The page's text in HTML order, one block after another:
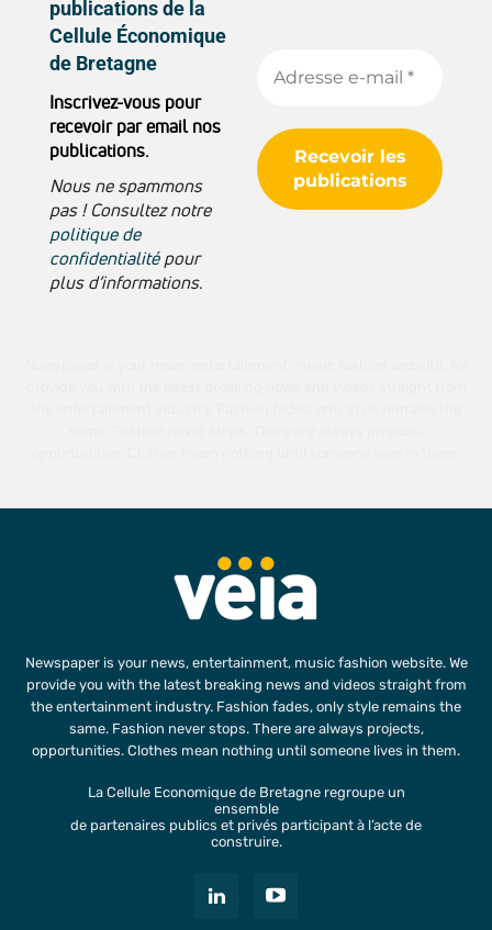
publications de la
Cellule Économique
de Bretagne
Inscrivez-vous pour
recevoir par email nos
publications.
Nous ne spammons
pas ! Consultez notre
politique de
confidentialitépour
plus d’informations.
Newspaper is your news, entertainment, music fashion website. We
provide you with the latest breaking news and videos straight from
the entertainment industry. Fashion fades, only style remains the
same. Fashion never stops. There are always projects,
opportunities. Clothes mean nothing until someone lives in them.
La Cellule Economique de Bretagne regroupe un
ensemble
de partenaires publics et privés participant à l’acte de
construire.